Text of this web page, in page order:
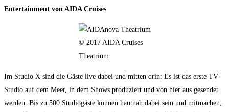
Entertainment von AIDA Cruises
© 2017 AIDA Cruises
Theatrium
Im Studio X sind die Gäste live dabei und mitten drin: Es ist das erste TV-
Studio auf dem Meer, in dem Shows produziert und von hier aus gesendet
werden. Bis zu 500 Studiogäste können hautnah dabei sein und mitmachen,